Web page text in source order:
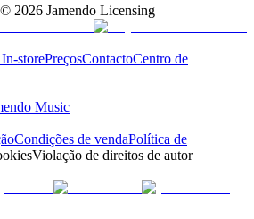
© 2026 Jamendo Licensing
storePreçosContactoCentro de
Music
Condições de vendaPolítica de
Violação de direitos de autor